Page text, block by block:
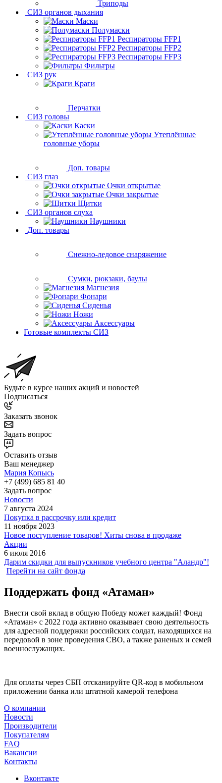
Триподы
СИЗ органов дыхания
Маски
Полумаски
Респираторы FFP1
Респираторы FFP2
Респираторы FFP3
Фильтры
СИЗ рук
Краги
Перчатки
СИЗ головы
Каски
Утеплённые
головные уборы
Доп. товары
СИЗ глаз
Очки открытые
Очки закрытые
Щитки
СИЗ органов слуха
Наушники
Доп. товары
Снежно-ледовое снаряжение
Сумки, рюкзаки, баулы
Магнезия
Фонари
Сиденья
Ножи
Аксессуары
Готовые комплекты СИЗ
Будьте в курсе наших акций и новостей
Подписаться
Заказать звонок
Задать вопрос
Оставить отзыв
Ваш менеджер
Мария Копысь
+7 (499) 685 81 40
Задать вопрос
Новости
7 августа 2024
Покупка в рассрочку или кредит
11 ноября 2023
Новое поступление товаров! Хиты снова в продаже
Акции
6 июля 2016
Дарим скидки для выпускников учебного центра "Аландр"!
Перейти на сайт фонда
Поддержать фонд «Атаман»
Внести свой вклад в общую Победу может каждый! Фонд
«Атаман» с 2022 года активно оказывает свою деятельность
для адресной поддержки российских солдат, находящихся на
передовой в зоне проведения СВО, а также раненых и семей
военнослужащих.
Для оплаты через СБП отсканируйте QR-код в мобильном
приложении банка или штатной камерой телефона
О компании
Новости
Производители
Покупателям
FAQ
Вакансии
Контакты
Вконтакте